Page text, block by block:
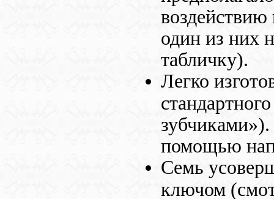
один из них
табличку).
Легко
помощью
Семь
ключом